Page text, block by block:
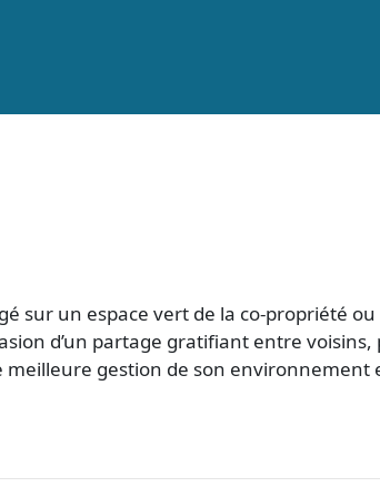
sur un espace vert de la co-propriété
d’un partage gratifiant entre
gestion de son environnement